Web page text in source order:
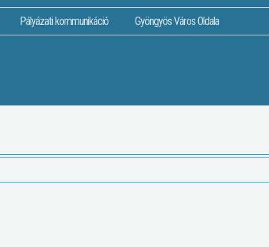
Pályázati kommunikáció Gyöngyös Város Oldala